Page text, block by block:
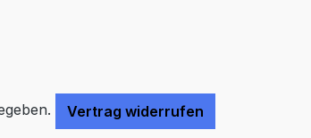
Vertrag widerrufen